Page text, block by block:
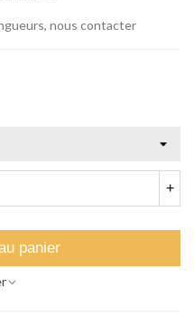
nous contacter
+
panier